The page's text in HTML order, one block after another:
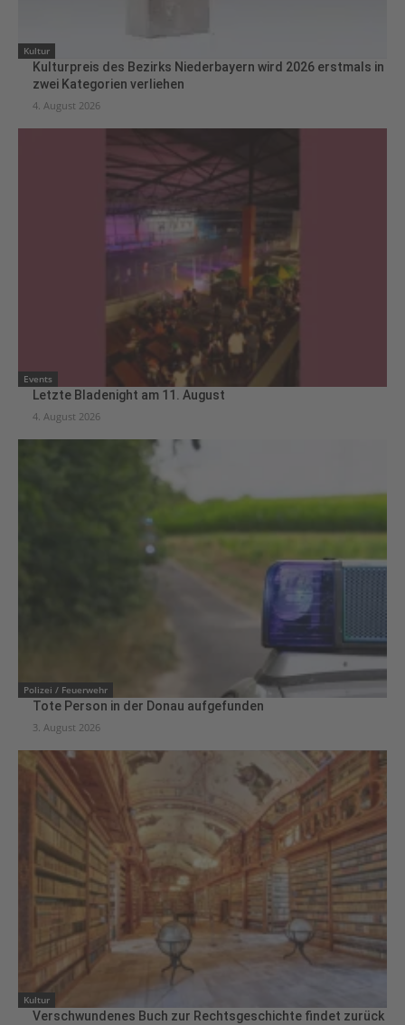
Kultur
Kulturpreis des Bezirks Niederbayern wird 2026 erstmals in
zwei Kategorien verliehen
4. August 2026
Events
Letzte Bladenight am 11. August
4. August 2026
Polizei / Feuerwehr
Tote Person in der Donau aufgefunden
3. August 2026
Kultur
Verschwundenes Buch zur Rechtsgeschichte findet zurück